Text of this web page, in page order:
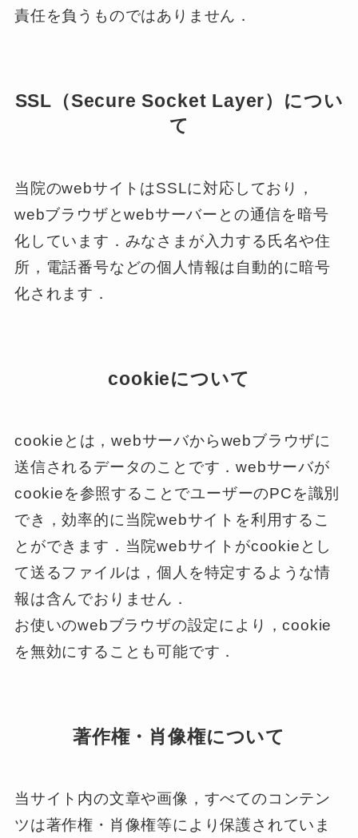
責任を負うものではありません．
SSL（Secure Socket Layer）につい
て
当院のwebサイトはSSLに対応しており，
webブラウザとwebサーバーとの通信を暗号
化しています．みなさまが入力する氏名や住
所，電話番号などの個人情報は自動的に暗号
化されます．
cookieについて
cookieとは，webサーバからwebブラウザに
送信されるデータのことです．webサーバが
cookieを参照することでユーザーのPCを識別
でき，効率的に当院webサイトを利用するこ
とができます．当院webサイトがcookieとし
て送るファイルは，個人を特定するような情
報は含んでおりません．
お使いのwebブラウザの設定により，cookie
を無効にすることも可能です．
著作権・肖像権について
当サイト内の文章や画像，すべてのコンテン
ツは著作権・肖像権等により保護されていま